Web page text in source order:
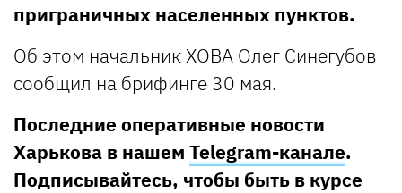
приграничных населенных пунктов.
Об этом начальник ХОВА Олег Синегубов
сообщил на брифинге 30 мая.
Последние оперативные новости
Харькова в нашем Telegram-канале.
Подписывайтесь, чтобы быть в курсе